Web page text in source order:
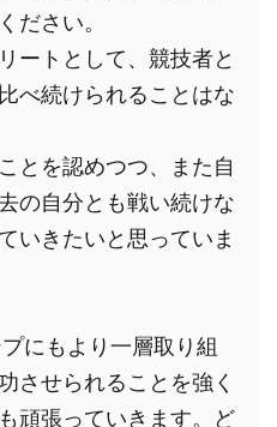
ださい。
ートとして、競技者と
べ続けられることはな
とを認めつつ、また自
の自分とも戦い続けな
いきたいと思っていま
させられることを強く
頑張っていきます。ど